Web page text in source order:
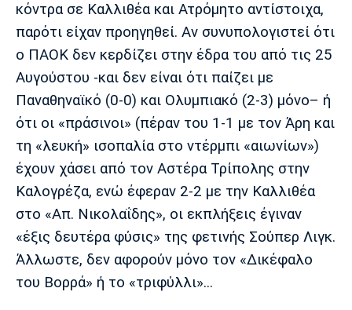
Λίβερπουλ
Μάντσεστερ
Σίτι
Γιουβέντους
Ίντερ Μίλαν Μπάγερν
Μπορούσια
Ντόρτμουντ
Παρί Σεν
Ζερμέν
Μαρσέιγ
κόντρα σε Καλλιθέα και Ατρόμητο αντίστοιχα,
παρότι είχαν προηγηθεί. Αν συνυπολογιστεί ότι
ο ΠΑΟΚ δεν κερδίζει στην έδρα του από τις 25
Αυγούστου -και δεν είναι ότι παίζει με
Παναθηναϊκό (0-0) και Ολυμπιακό (2-3) μόνο– ή
ότι οι «πράσινοι» (πέραν του 1-1 με τον Άρη και
τη «λευκή» ισοπαλία στο ντέρμπι «αιωνίων»)
έχουν χάσει από τον Αστέρα Τρίπολης στην
Καλογρέζα, ενώ έφεραν 2-2 με την Kαλλιθέα
στο «Απ. Νικολαΐδης», οι εκπλήξεις έγιναν
«έξις δευτέρα φύσις» της φετινής Σούπερ Λιγκ.
Άλλωστε, δεν αφορούν μόνο τον «Δικέφαλο
του Βορρά» ή το «τριφύλλι»...